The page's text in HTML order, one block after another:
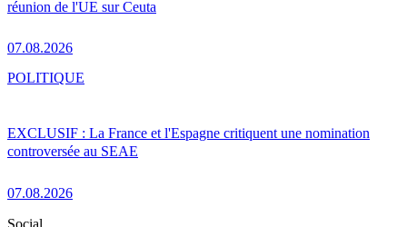
réunion de l'UE sur Ceuta
07.08.2026
EXCLUSIF : La France et l'Espagne critiquent une nomination
controversée au SEAE
07.08.2026
POLITIQUE
Social